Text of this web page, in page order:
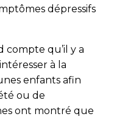
dépressifs
compte qu’il y a
à la
enfants afin
ou de
ont montré que